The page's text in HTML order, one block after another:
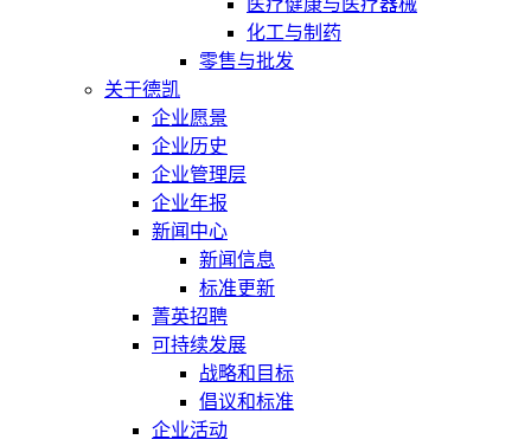
化工与制药
零售与批发
关于德凯
企业愿景
企业历史
企业管理层
企业年报
新闻中心
新闻信息
标准更新
菁英招聘
可持续发展
战略和目标
倡议和标准
企业活动